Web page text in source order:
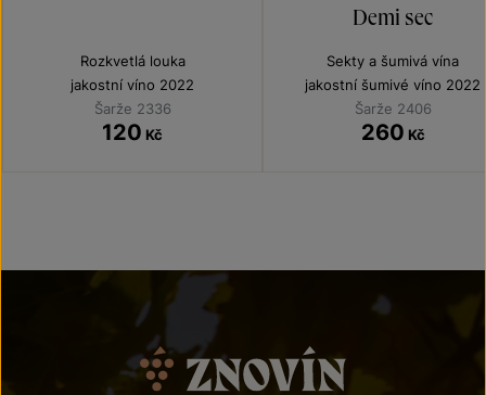
Rozkvetlá louka
jakostní víno 2022
Šarže 2336
120 Kč
Demi sec
Sekty a šumivá vína
jakostní šumivé víno 2022
Šarže 2406
260 Kč